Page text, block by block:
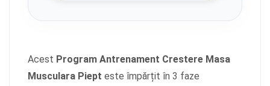
Acest Program Antrenament Crestere Masa
Musculara Piept este împărțit în 3 faze